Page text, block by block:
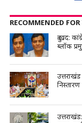
RECOMMENDED
दुःखद:
ब्लॉक